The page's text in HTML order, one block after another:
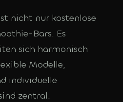
nicht nur kostenlose
Bars. Es
sich harmonisch
Modelle,
individuelle
zentral.